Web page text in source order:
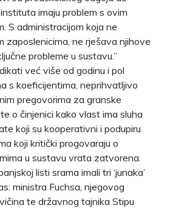
imaju problem s ovim
S administracijom koja ne
zaposlenicima, ne rješava njihove
probleme u sustavu.”
već više od godinu i pol
s koeficijentima, neprihvatljivo
pregovorima za granske
o činjenici kako vlast ima sluha
koji su kooperativni i podupiru
koji kritički progovaraju o
u sustavu vrata zatvorena.
listi srama imali tri ‘junaka’
ministra Fuchsa, njegovog
te državnog tajnika Stipu